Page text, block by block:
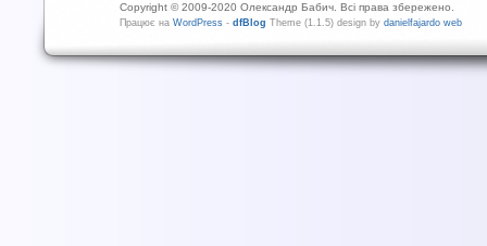
Copyright © 2009-2020 Олександр Бабич. Всі права збережено.
Працює на WordPress - dfBlog Theme (1.1.5) design by danielfajardo web